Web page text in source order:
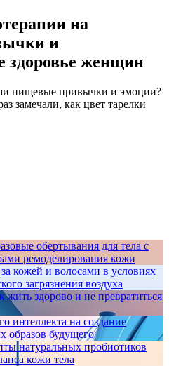
на
и
здоровье женщин
пищевые привычки и эмоции?
замечали, как цвет тарелки
обертывания для тела с
ремоделирования кожи
кожей и волосами в условиях
загрязнения воздуха
здорово и не превратиться
интеллекта на создание
образов будущего
натуральных пробиотиков
кожи тела